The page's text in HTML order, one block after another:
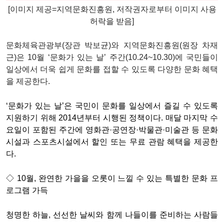
[이미지 제공=지역문화진흥원 , 저작권자로부터 이미지 사용
허락을 받음]
문화체육관광부(장관 박보균)와 지역문화진흥원(원장 차재
근)은 10월 ‘문화가 있는 날’ 주간(10.24~10.30)에 국민들이
일상에서 더욱 쉽게 문화를 접할 수 있도록 다양한 문화 혜택
을 제공한다.
‘문화가 있는 날’은 국민이 문화를 일상에서 즐길 수 있도록
지원하기 위해 2014년부터 시행된 정책이다. 매달 마지막 수
요일이 포함된 주간에 영화관·공연장·박물관·미술관 등 문화
시설과 스포츠시설에서 할인 또는 무료 관람 혜택을 제공한
다.
◇ 10월, 완연한 가을을 오롯이 느낄 수 있는 특별한 문화 프
로그램 가득
청명한 하늘, 선선한 날씨와 함께 나들이를 준비하는 사람들